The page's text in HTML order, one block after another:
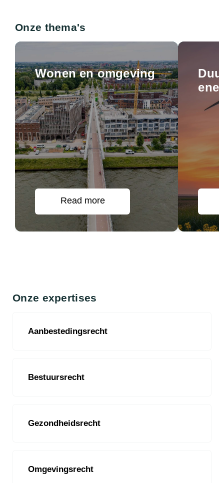
Onze thema's
Wonen en omgeving
Read more
Onze expertises
Aanbestedingsrecht
Bestuursrecht
Gezondheidsrecht
Omgevingsrecht